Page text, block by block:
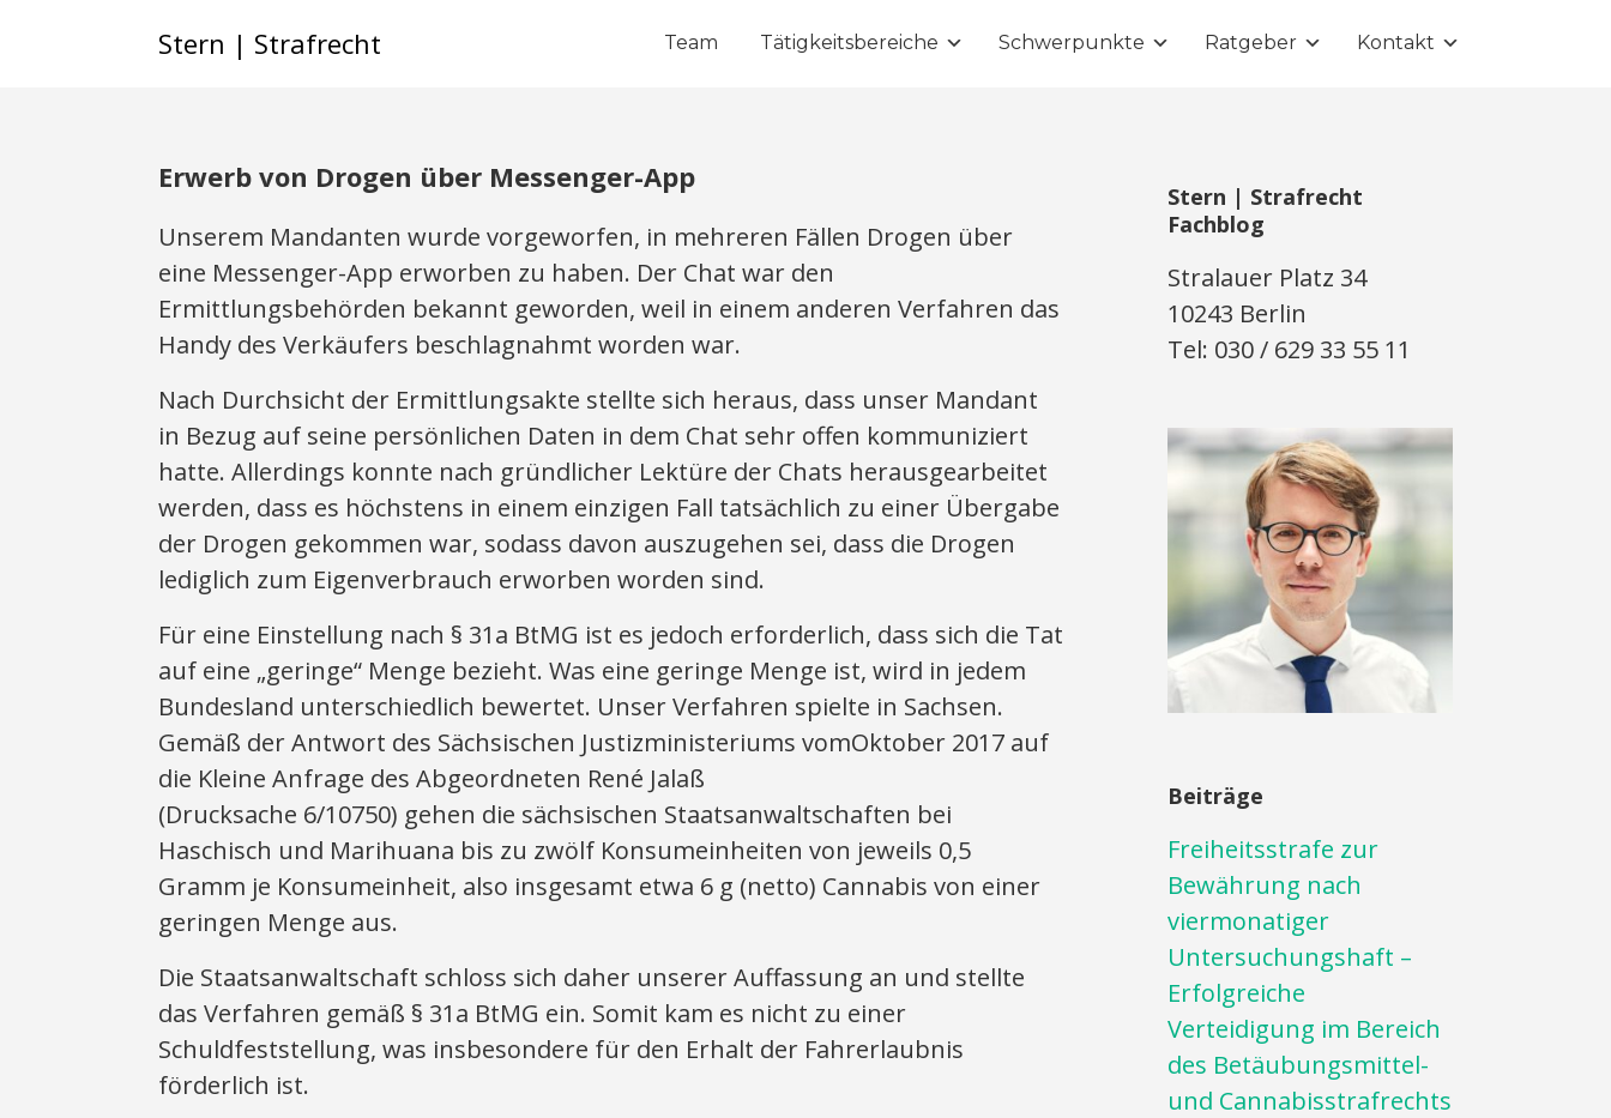
Stern | Strafrecht Team Tätigkeitsbereiche Schwerpunkte Ratgeber Kontakt
Erwerb von Drogen über Messenger-App
Unserem Mandanten wurde vorgeworfen, in mehreren Fällen Drogen über
eine Messenger-App erworben zu haben. Der Chat war den
Ermittlungsbehörden bekannt geworden, weil in einem anderen Verfahren das
Handy des Verkäufers beschlagnahmt worden war.
Nach Durchsicht der Ermittlungsakte stellte sich heraus, dass unser Mandant
in Bezug auf seine persönlichen Daten in dem Chat sehr offen kommuniziert
hatte. Allerdings konnte nach gründlicher Lektüre der Chats herausgearbeitet
werden, dass es höchstens in einem einzigen Fall tatsächlich zu einer Übergabe
der Drogen gekommen war, sodass davon auszugehen sei, dass die Drogen
lediglich zum Eigenverbrauch erworben worden sind.
Für eine Einstellung nach § 31a BtMG ist es jedoch erforderlich, dass sich die Tat
auf eine „geringe“ Menge bezieht. Was eine geringe Menge ist, wird in jedem
Bundesland unterschiedlich bewertet. Unser Verfahren spielte in Sachsen.
Gemäß der Antwort des Sächsischen Justizministeriums vomOktober 2017 auf
die Kleine Anfrage des Abgeordneten René Jalaß
(Drucksache 6/10750) gehen die sächsischen Staatsanwaltschaften bei
Haschisch und Marihuana bis zu zwölf Konsumeinheiten von jeweils 0,5
Gramm je Konsumeinheit, also insgesamt etwa 6 g (netto) Cannabis von einer
geringen Menge aus.
Die Staatsanwaltschaft schloss sich daher unserer Auffassung an und stellte
das Verfahren gemäß § 31a BtMG ein. Somit kam es nicht zu einer
Schuldfeststellung, was insbesondere für den Erhalt der Fahrerlaubnis
förderlich ist.
Stern | Strafrecht
Fachblog
Stralauer Platz 34
10243 Berlin
Tel: 030 / 629 33 55 11
Beiträge
Freiheitsstrafe zur
Bewährung nach
viermonatiger
Untersuchungshaft –
Erfolgreiche
Verteidigung im Bereich
des Betäubungsmittel-
und Cannabisstrafrechts